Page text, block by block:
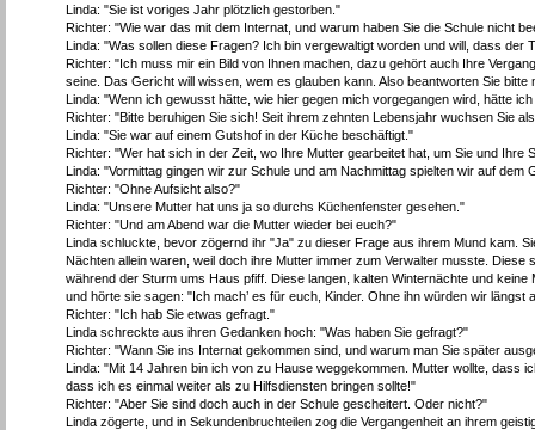
Linda: "Sie ist voriges Jahr plötzlich gestorben."
Richter: "Wie war das mit dem Internat, und warum haben Sie die Schule nicht
Linda: "Was sollen diese Fragen? Ich bin vergewaltigt worden und will, dass der
Richter: "Ich muss mir ein Bild von Ihnen machen, dazu gehört auch Ihre
seine. Das Gericht will wissen, wem es glauben kann. Also beantworten Sie bitte
Linda: "Wenn ich gewusst hätte, wie hier gegen mich vorgegangen wird, hätte
Richter: "Bitte beruhigen Sie sich! Seit ihrem zehnten Lebensjahr wuchsen Sie
Linda: "Sie war auf einem Gutshof in der Küche beschäftigt."
Richter: "Wer hat sich in der Zeit, wo Ihre Mutter gearbeitet hat, um Sie und Ihre
Linda: "Vormittag gingen wir zur Schule und am Nachmittag spielten wir auf dem
Richter: "Ohne Aufsicht also?"
Linda: "Unsere Mutter hat uns ja so durchs Küchenfenster gesehen."
Richter: "Und am Abend war die Mutter wieder bei euch?"
Linda schluckte, bevor zögernd ihr "Ja" zu dieser Frage aus ihrem Mund kam.
Nächten allein waren, weil doch ihre Mutter immer zum Verwalter musste.
während der Sturm ums Haus pfiff. Diese langen, kalten Winternächte und
und hörte sie sagen: "Ich mach’ es für euch, Kinder. Ohne ihn würden wir längst
Richter: "Ich hab Sie etwas gefragt."
Linda schreckte aus ihren Gedanken hoch: "Was haben Sie gefragt?"
Richter: "Wann Sie ins Internat gekommen sind, und warum man Sie später
Linda: "Mit 14 Jahren bin ich von zu Hause weggekommen. Mutter wollte, dass
dass ich es einmal weiter als zu Hilfsdiensten bringen sollte!"
Richter: "Aber Sie sind doch auch in der Schule gescheitert. Oder nicht?"
Linda zögerte, und in Sekundenbruchteilen zog die Vergangenheit an ihrem